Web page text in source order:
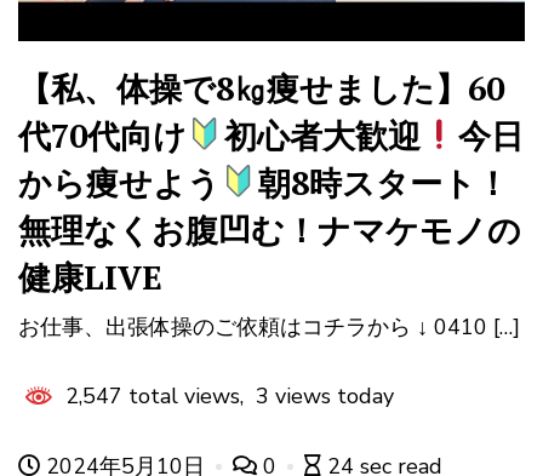
【私、体操で8㎏痩せました】60
代70代向け
初心者大歓迎
今日
から痩せよう
朝8時スタート！
無理なくお腹凹む！ナマケモノの
健康LIVE
お仕事、出張体操のご依頼はコチラから ↓ 0410 […]
2,547 total views, 3 views today
2024年5月10日 0 24 sec read